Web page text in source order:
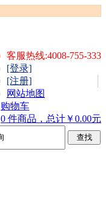
客服热线:4008-755-333
[登录]
[注册]
网站地图
购物车
0 件商品，总计￥0.00元